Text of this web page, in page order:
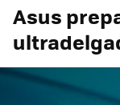
Asus